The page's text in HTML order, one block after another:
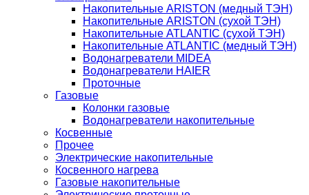
Накопительные ARISTON (медный ТЭН)
Накопительные ARISTON (сухой ТЭН)
Накопительные ATLANTIC (сухой ТЭН)
Накопительные ATLANTIC (медный ТЭН)
Водонагреватели MIDEA
Водонагреватели HAIER
Проточные
Газовые
Колонки газовые
Водонагреватели накопительные
Косвенные
Прочее
Электрические накопительные
Косвенного нагрева
Газовые накопительные